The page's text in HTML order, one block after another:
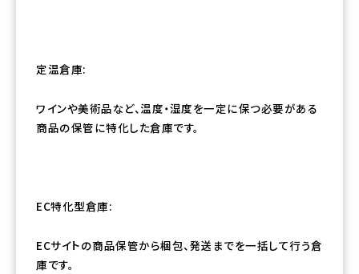
定温倉庫:
ワインや美術品など、温度・湿度を一定に保つ必要がある
商品の保管に特化した倉庫です。
EC特化型倉庫:
ECサイトの商品保管から梱包、発送までを一括して行う倉
庫です。